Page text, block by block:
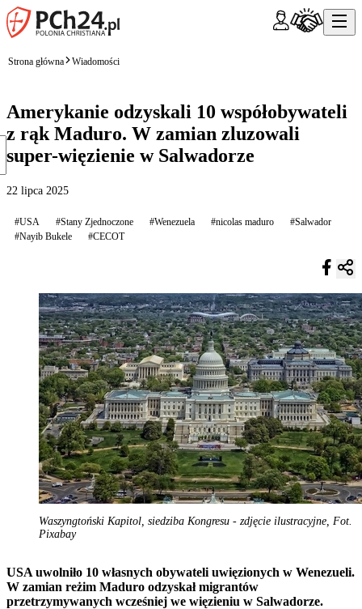
Strona główna Wiadomości
Amerykanie odzyskali 10 współobywateli
z rąk Maduro. W zamian zluzowali
super-więzienie w Salwadorze
22 lipca 2025
#USA #Stany Zjednoczone #Wenezuela #nicolas maduro
#Salwador
#Nayib Bukele
#CECOT
Waszyngtoński Kapitol, siedziba Kongresu - zdjęcie ilustracyjne, Fot.
Pixabay
USA uwolniło 10 własnych obywateli uwięzionych w Wenezueli.
W zamian reżim Maduro odzyskał migrantów
przetrzymywanych wcześniej we więzieniu w Salwadorze.